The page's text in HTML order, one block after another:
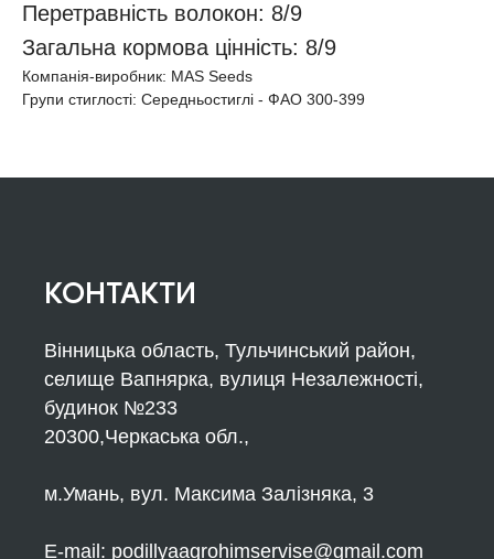
Перетравність волокон: 8/9
Загальна кормова цінність: 8/9
Компанія-виробник: MAS Seeds
Групи стиглості: Середньостиглі - ФАО 300-399
КОНТАКТИ
Вінницька область, Тульчинський район,
селище Вапнярка, вулиця Незалежності,
будинок №233
20300,Черкаська обл.,
м.Умань, вул. Максима Залізняка, 3
Е-mail: podillyaagrohimservise@gmail.com